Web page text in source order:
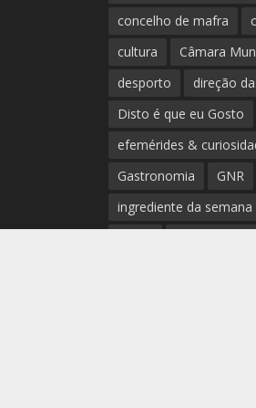
concelho de mafra
cultura
Câmara
desporto
direção
Disto é que eu Gosto
efemérides &
Gastronomia
GNR
ingrediente da semana